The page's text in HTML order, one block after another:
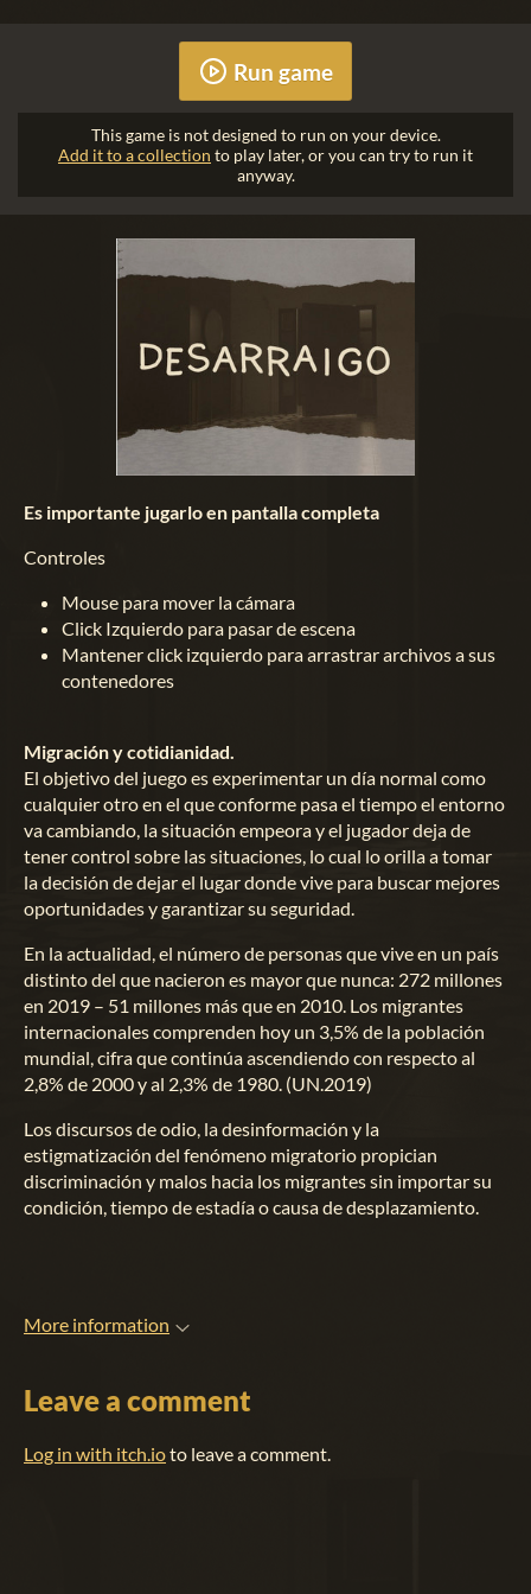
Run game
This game is not designed to run on your device.
Add it to a collection to play later, or you can try to run it
anyway.
Es importante jugarlo en pantalla completa
Controles
Mouse para mover la cámara
Click Izquierdo para pasar de escena
Mantener click izquierdo para arrastrar archivos a sus
contenedores
Migración y cotidianidad.
El objetivo del juego es experimentar un día normal como
cualquier otro en el que conforme pasa el tiempo el entorno
va cambiando, la situación empeora y el jugador deja de
tener control sobre las situaciones, lo cual lo orilla a tomar
la decisión de dejar el lugar donde vive para buscar mejores
oportunidades y garantizar su seguridad.
En la actualidad, el número de personas que vive en un país
distinto del que nacieron es mayor que nunca: 272 millones
en 2019 – 51 millones más que en 2010. Los migrantes
internacionales comprenden hoy un 3,5% de la población
mundial, cifra que continúa ascendiendo con respecto al
2,8% de 2000 y al 2,3% de 1980. (UN.2019)
Los discursos de odio, la desinformación y la
estigmatización del fenómeno migratorio propician
discriminación y malos hacia los migrantes sin importar su
condición, tiempo de estadía o causa de desplazamiento.
More information
Leave a comment
Log in with itch.ioto leave a comment.